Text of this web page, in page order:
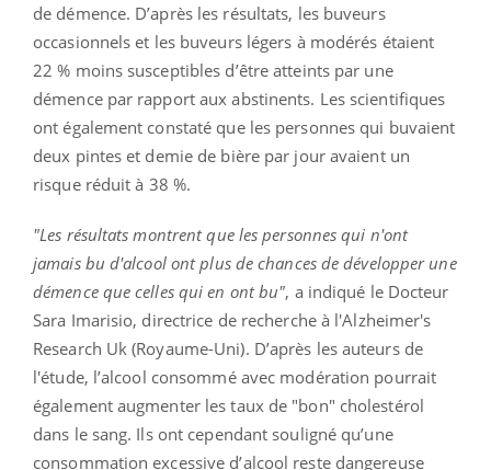
de démence. D’après les résultats, les buveurs
occasionnels et les buveurs légers à modérés étaient
22 % moins susceptibles d’être atteints par une
démence par rapport aux abstinents. Les scientifiques
ont également constaté que les personnes qui buvaient
deux pintes et demie de bière par jour avaient un
risque réduit à 38 %.
"Les résultats montrent que les personnes qui n'ont
jamais bu d'alcool ont plus de chances de développer une
démence que celles qui en ont bu", a indiqué le Docteur
Sara Imarisio, directrice de recherche à l'Alzheimer's
Research Uk (Royaume-Uni). D’après les auteurs de
l'étude, l’alcool consommé avec modération pourrait
également augmenter les taux de "bon" cholestérol
dans le sang. Ils ont cependant souligné qu’une
consommation excessive d’alcool reste dangereuse